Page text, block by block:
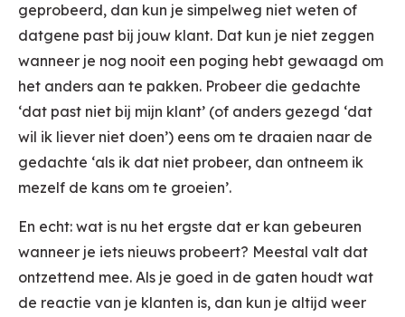
geprobeerd, dan kun je simpelweg niet weten of
datgene past bij jouw klant. Dat kun je niet zeggen
wanneer je nog nooit een poging hebt gewaagd om
het anders aan te pakken. Probeer die gedachte
‘dat past niet bij mijn klant’ (of anders gezegd ‘dat
wil ik liever niet doen’) eens om te draaien naar de
gedachte ‘als ik dat niet probeer, dan ontneem ik
mezelf de kans om te groeien’.
En echt: wat is nu het ergste dat er kan gebeuren
wanneer je iets nieuws probeert? Meestal valt dat
ontzettend mee. Als je goed in de gaten houdt wat
de reactie van je klanten is, dan kun je altijd weer